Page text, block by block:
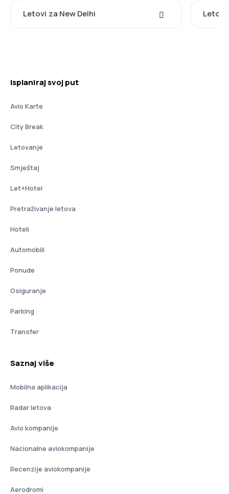
Letovi za New Delhi Letovi
Isplaniraj svoj put
Avio Karte
City Break
Letovanje
Smještaj
Let+Hotel
Pretraživanje letova
Hoteli
Automobili
Ponude
Osiguranje
Parking
Transfer
Saznaj više
Mobilna aplikacija
Radar letova
Avio kompanije
Nacionalne aviokompanije
Recenzije aviokompanije
Aerodromi